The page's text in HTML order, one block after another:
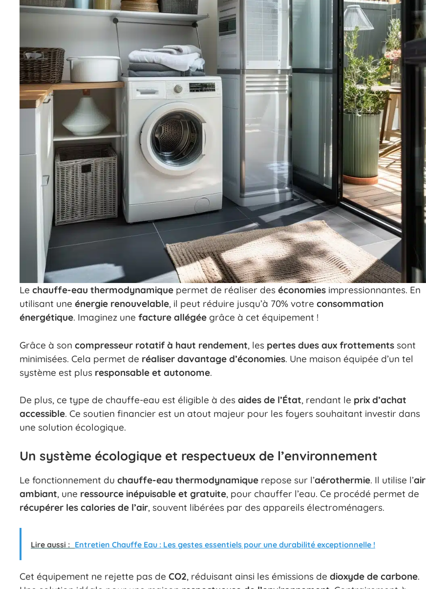
Le chauffe-eau thermodynamique permet de réaliser des économies impressionnantes. En
utilisant une énergie renouvelable, il peut réduire jusqu’à 70% votre consommation
énergétique. Imaginez une facture allégée grâce à cet équipement !
Grâce à son compresseur rotatif à haut rendement, les pertes dues aux frottements sont
minimisées. Cela permet de réaliser davantage d’économies. Une maison équipée d’un tel
système est plus responsable et autonome.
De plus, ce type de chauffe-eau est éligible à des aides de l’État, rendant le prix d’achat
accessible. Ce soutien financier est un atout majeur pour les foyers souhaitant investir dans
une solution écologique.
Un système écologique et respectueux de l’environnement
Le fonctionnement du chauffe-eau thermodynamique repose sur l’aérothermie. Il utilise l’air
ambiant, une ressource inépuisable et gratuite, pour chauffer l’eau. Ce procédé permet de
récupérer les calories de l’air, souvent libérées par des appareils électroménagers.
Lire aussi : Entretien Chauffe Eau : Les gestes essentiels pour une durabilité exceptionnelle !
Cet équipement ne rejette pas de CO2, réduisant ainsi les émissions de dioxyde de carbone.